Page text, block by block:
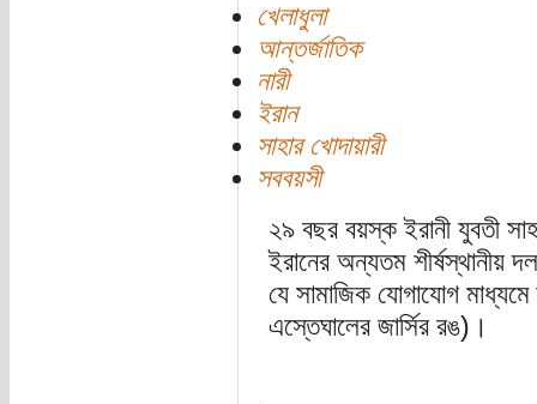
খেলাধুলা
আন্তর্জাতিক
নারী
ইরান
সাহার খোদায়ারী
সববয়সী
২৯ বছর বয়স্ক ইরানী যুবতী
ইরানের অন্যতম
যে সামাজিক যোগাযোগ
এস্তেঘালের জার্সির রঙ)।